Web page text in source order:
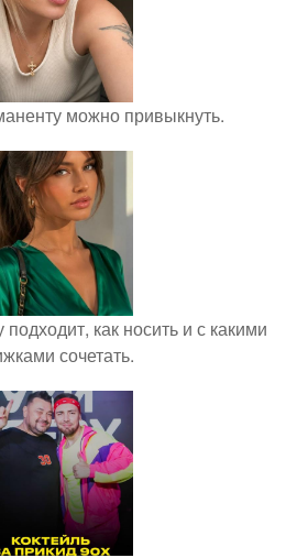
можно привыкнуть.
как носить и с какими
сочетать.